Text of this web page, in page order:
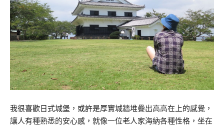
我很喜歡日式城堡，或許是厚實城牆堆疊出高高在上的感覺，
讓人有種熟悉的安心感，就像一位老人家海納各種性格，坐在